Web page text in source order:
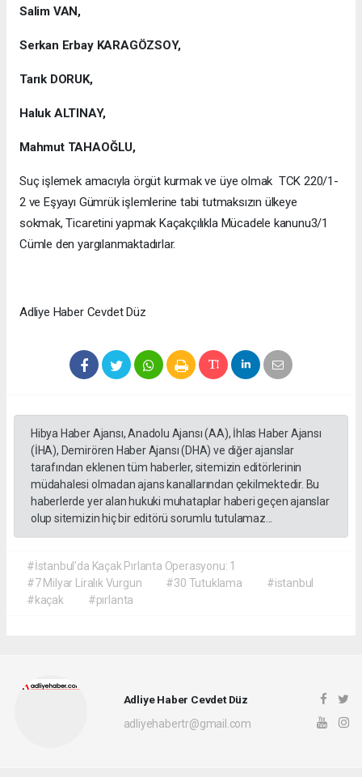
Salim VAN,
Serkan Erbay KARAGÖZSOY,
Tarık DORUK,
Haluk ALTINAY,
Mahmut TAHAOĞLU,
Suç işlemek amacıyla örgüt kurmak ve üye olmak TCK 220/1-
2 ve Eşyayı Gümrük işlemlerine tabi tutmaksızın ülkeye
sokmak, Ticaretini yapmak Kaçakçılıkla Mücadele kanunu3/1
Cümle den yargılanmaktadırlar.
Adliye Haber Cevdet Düz
Hibya Haber Ajansı, Anadolu Ajansı (AA), İhlas Haber Ajansı
(İHA), Demirören Haber Ajansı (DHA) ve diğer ajanslar
tarafından eklenen tüm haberler, sitemizin editörlerinin
müdahalesi olmadan ajans kanallarından çekilmektedir. Bu
haberlerde yer alan hukuki muhataplar haberi geçen ajanslar
olup sitemizin hiç bir editörü sorumlu tutulamaz...
#İstanbul’da Kaçak Pırlanta Operasyonu: 1
#7 Milyar Liralık Vurgun
#30 Tutuklama
#istanbul
#kaçak
#pırlanta
Adliye Haber Cevdet Düz
adliyehabertr@gmail.com